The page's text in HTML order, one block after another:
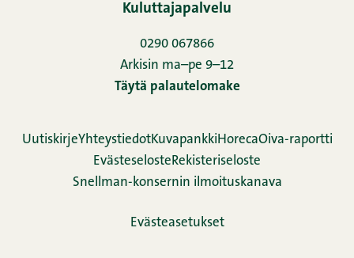
Kuluttajapalvelu
0290 067866
Arkisin ma–pe 9–12
Täytä palautelomake
UutiskirjeYhteystiedotKuvapankki HorecaOiva-raportti
Evästeseloste Rekisteriseloste
Snellman-konsernin ilmoituskanava
Evästeasetukset